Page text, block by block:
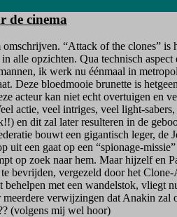
de cinema
“Attack of the clones” is
alle opzichten. Qua technisch
ik werk nu éénmaal in
Deze bloedmooie brunette is
acteur kan niet echt overtuigen en
actie, veel intriges, veel light-
en dit zal later resulteren in de
bouwt een gigantisch leger, de
een gaat op een “spionage-
op zoek naar hem. Maar hijzelf en
bevrijden, vergezeld door het
met een wandelstok, vliegt
verwijzingen dat Anakin zal
(volgens mij wel hoor)